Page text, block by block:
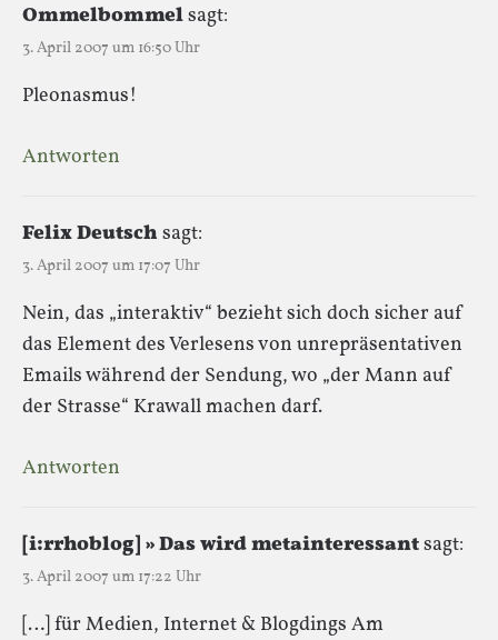
Ommelbommelsagt:
3. April 2007 um 16:50 Uhr
Pleonasmus!
Antworten
Felix Deutsch sagt:
3. April 2007 um 17:07 Uhr
Nein, das „interaktiv“ bezieht sich doch sicher auf
das Element des Verlesens von unrepräsentativen
Emails während der Sendung, wo „der Mann auf
der Strasse“ Krawall machen darf.
Antworten
[i:rrhoblog] » Das wird metainteressantsagt:
3. April 2007 um 17:22 Uhr
[…] für Medien, Internet & Blogdings Am